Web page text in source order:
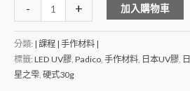
- + 加入購物車
分類: | 課程 | 手作材料 |
標籤: LED UV膠 Padico 手作材料 日本UV膠
星之雫 硬式30g